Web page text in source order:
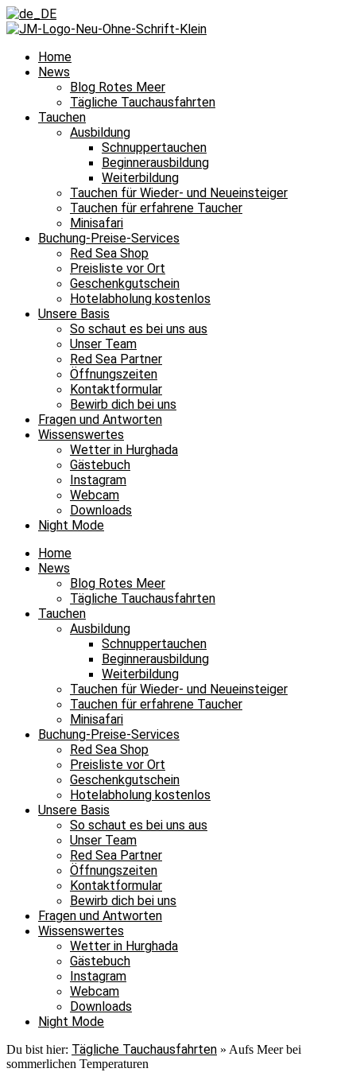
Home
News
Blog Rotes Meer
Tägliche Tauchausfahrten
Tauchen
Ausbildung
Schnuppertauchen
Beginnerausbildung
Weiterbildung
Tauchen für Wieder- und Neueinsteiger
Tauchen für erfahrene Taucher
Minisafari
Buchung-Preise-Services
Red Sea Shop
Preisliste vor Ort
Geschenkgutschein
Hotelabholung kostenlos
Unsere Basis
So schaut es bei uns aus
Unser Team
Red Sea Partner
Öffnungszeiten
Kontaktformular
Bewirb dich bei uns
Fragen und Antworten
Wissenswertes
Wetter in Hurghada
Gästebuch
Instagram
Webcam
Downloads
Night Mode
Home
News
Blog Rotes Meer
Tägliche Tauchausfahrten
Tauchen
Ausbildung
Schnuppertauchen
Beginnerausbildung
Weiterbildung
Tauchen für Wieder- und Neueinsteiger
Tauchen für erfahrene Taucher
Minisafari
Buchung-Preise-Services
Red Sea Shop
Preisliste vor Ort
Geschenkgutschein
Hotelabholung kostenlos
Unsere Basis
So schaut es bei uns aus
Unser Team
Red Sea Partner
Öffnungszeiten
Kontaktformular
Bewirb dich bei uns
Fragen und Antworten
Wissenswertes
Wetter in Hurghada
Gästebuch
Instagram
Webcam
Downloads
Night Mode
Du bist hier: Tägliche Tauchausfahrten » Aufs Meer bei
sommerlichen Temperaturen